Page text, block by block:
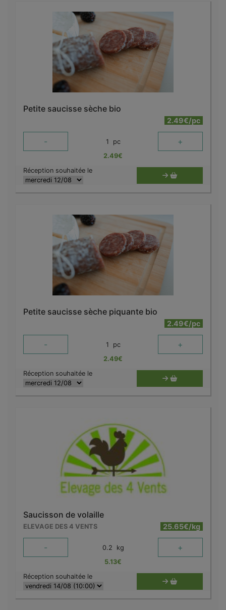
Petite saucisse sèche bio
2.49€/pc
- 1 pc +
2.49€
Réception souhaitée le
Petite saucisse sèche piquante bio
2.49€/pc
- 1 pc +
2.49€
Réception souhaitée le
Saucisson de volaille
ELEVAGE DES 4 VENTS 25.65€/kg
- 0.2 kg +
5.13€
Réception souhaitée le